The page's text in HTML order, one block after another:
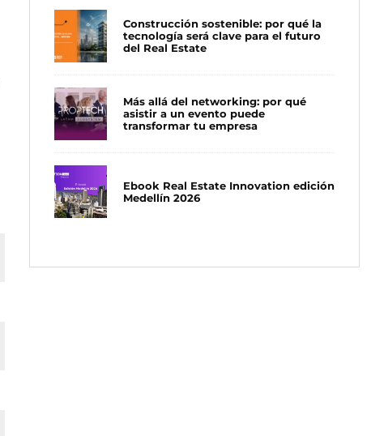
Construcción sostenible: por qué la
tecnología será clave para el futuro
del Real Estate
Más allá del networking: por qué
asistir a un evento puede
transformar tu empresa
Ebook Real Estate Innovation edición
Medellín 2026